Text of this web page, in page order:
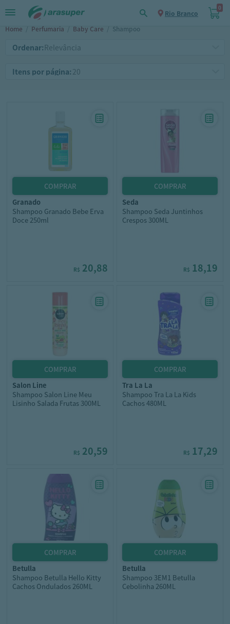
Rio Branco
0
Home / Perfumaria / Baby Care / Shampoo
Ordenar:
Itens por página:
granado
Shampoo Granado Bebe Erva
Doce 250ml
R$ 20,88
seda
Shampoo Seda Juntinhos
Crespos 300ML
R$ 18,19
salon line
Shampoo Salon Line Meu
Lisinho Salada Frutas 300ML
R$ 20,59
tra la la
Shampoo Tra La La Kids
Cachos 480ML
R$ 17,29
betulla
Shampoo Betulla Hello Kitty
Cachos Ondulados 260ML
betulla
Shampoo 3EM1 Betulla
Cebolinha 260ML